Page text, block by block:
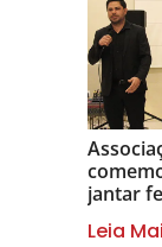
jantar
Leia